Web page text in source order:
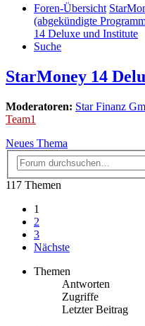
Foren-Übersicht
(abgekündigte
14 Deluxe und Institute
Suche
StarMoney 14
Moderatoren: Star Finanz
Team1
Neues Thema
117 Themen
1
2
3
Nächste
Themen
Antworten
Zugriffe
Letzter Beitrag